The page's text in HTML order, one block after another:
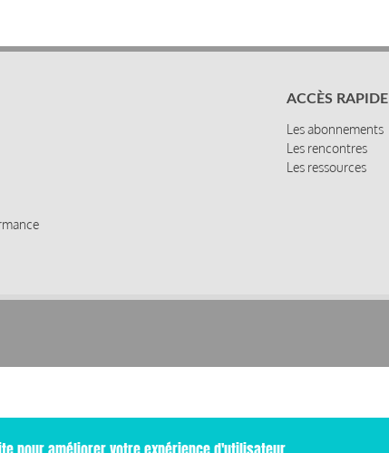
ACCÈS RAPIDE
Les abonnements
Les rencontres
Les ressources
Pied
page